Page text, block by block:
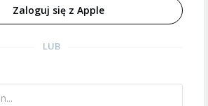
Zaloguj się z Apple
LUB